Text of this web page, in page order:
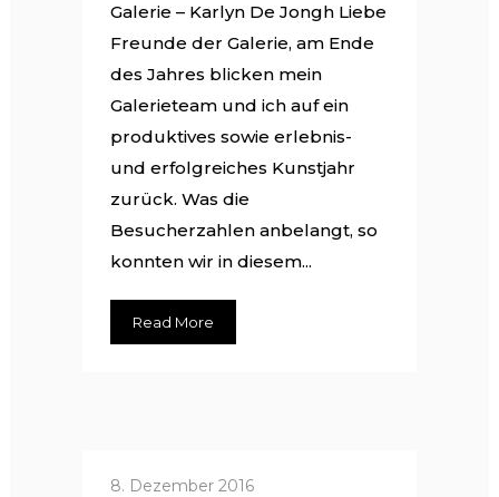
Galerie – Karlyn De Jongh Liebe
Freunde der Galerie, am Ende
des Jahres blicken mein
Galerieteam und ich auf ein
produktives sowie erlebnis-
und erfolgreiches Kunstjahr
zurück. Was die
Besucherzahlen anbe­langt, so
konnten wir in diesem...
Read More
8. Dezember 2016